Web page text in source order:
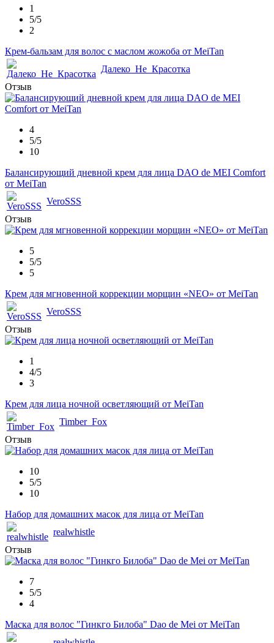
1
5/5
2
Крем-бальзам для волос с маслом жожоба от MeiTan
Далеко_Не_Красотка
Отзыв
4
5/5
10
Балансирующий дневной крем для лица DAO de MEI Comfort
от MeiTan
VeroSSS
Отзыв
5
5/5
5
Крем для мгновенной коррекции морщин «NEO» от MeiTan
VeroSSS
Отзыв
1
4/5
3
Крем для лица ночной осветляющий от MeiTan
Timber_Fox
Отзыв
10
5/5
10
Набор для домашних масок для лица от MeiTan
realwhistle
Отзыв
7
5/5
4
Маска для волос "Гинкго Билоба" Dao de Mei от MeiTan